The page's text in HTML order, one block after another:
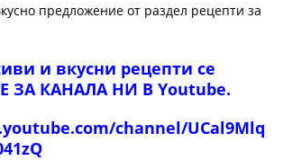
предложение от раздел рецепти за
и вкусни рецепти се
ЗА КАНАЛА НИ В Youtube.
channel/UCal9Mlq